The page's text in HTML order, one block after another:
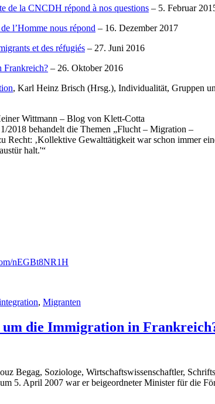
de la CNCDH répond à nos questions – 5. Februar
l’Homme nous répond – 16. Dezember 2017
et des réfugiés – 27. Juni 2016
Frankreich? – 26. Oktober 2016
, Karl Heinz Brisch (Hrsg.), Individualität, Gruppen
Wittmann – Blog von Klett-Cotta
2018 behandelt die Themen „Flucht – Migration –
Recht: ‚Kollektive Gewalttätigkeit war schon immer
halt.'“
nEGBt8NR1H
, Migranten
um die Immigration in
Begag, Soziologe, Wirtschaftswissenschaftler,
5. April 2007 war er beigeordneter Minister für die